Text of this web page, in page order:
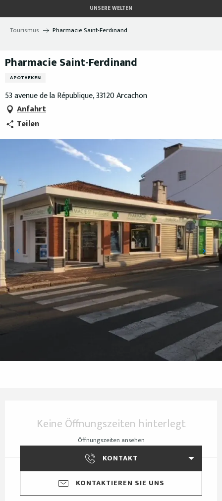
au
contenu
UNSERE WELTEN
Tourismus Pharmacie Saint-Ferdinand
Pharmacie Saint-Ferdinand
APOTHEKEN
53 avenue de la République, 33120 Arcachon
Anfahrt
Teilen
Keine Öffnungszeiten hinterlegt
Öffnungszeiten ansehen
KONTAKT
KONTAKTIEREN SIE UNS